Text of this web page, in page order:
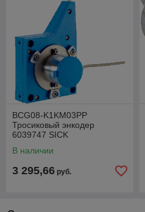
BCG08-K1KM03PP
Тросиковый энкодер
6039747 SICK
В наличии
3 295,66 руб.